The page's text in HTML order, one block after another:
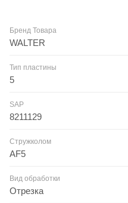
Бренд Товара
WALTER
Тип пластины
5
SAP
8211129
Стружколом
AF5
Вид обработки
Отрезка